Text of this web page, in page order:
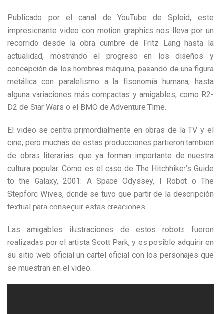
Publicado por el canal de YouTube de Sploid, este
impresionante video con motion graphics nos lleva por un
recorrido desde la obra cumbre de Fritz Lang hasta la
actualidad, mostrando el progreso en los diseños y
concepción de los hombres máquina, pasando de una figura
metálica con paralelismo a la fisonomía humana, hasta
alguna variaciones más compactas y amigables, como R2-
D2 de Star Wars o el BMO de Adventure Time.
El video se centra primordialmente en obras de la TV y el
cine, pero muchas de estas producciones partieron también
de obras literarias, que ya forman importante de nuestra
cultura popular. Como es el caso de The Hitchhiker’s Guide
to the Galaxy, 2001: A Space Odyssey, I Robot o The
Stepford Wives, donde se tuvo que partir de la descripción
textual para conseguir estas creaciones.
Las amigables ilustraciones de estos robots fueron
realizadas por el artista Scott Park, y es posible adquirir en
su sitio web oficial un cartel oficial con los personajes que
se muestran en el video.